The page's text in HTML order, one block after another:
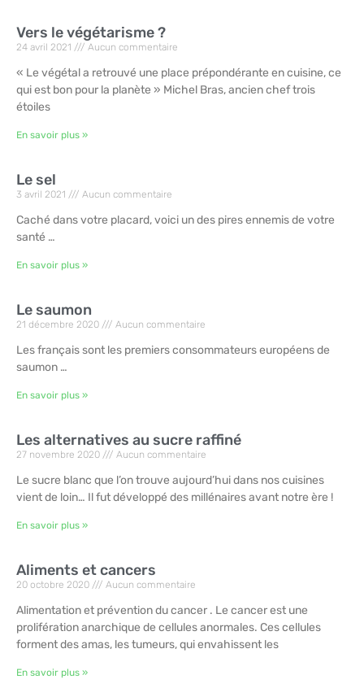
Vers le végétarisme ?
24 avril 2021 Aucun commentaire
« Le végétal a retrouvé une place prépondérante en cuisine, ce
qui est bon pour la planète » Michel Bras, ancien chef trois
étoiles
En savoir plus »
Le sel
3 avril 2021 Aucun commentaire
Caché dans votre placard, voici un des pires ennemis de votre
santé …
En savoir plus »
Le saumon
21 décembre 2020 Aucun commentaire
Les français sont les premiers consommateurs européens de
saumon …
En savoir plus »
Les alternatives au sucre raffiné
27 novembre 2020 Aucun commentaire
Le sucre blanc que l’on trouve aujourd’hui dans nos cuisines
vient de loin… Il fut développé des millénaires avant notre ère !
En savoir plus »
Aliments et cancers
20 octobre 2020 Aucun commentaire
Alimentation et prévention du cancer . Le cancer est une
prolifération anarchique de cellules anormales. Ces cellules
forment des amas, les tumeurs, qui envahissent les
En savoir plus »